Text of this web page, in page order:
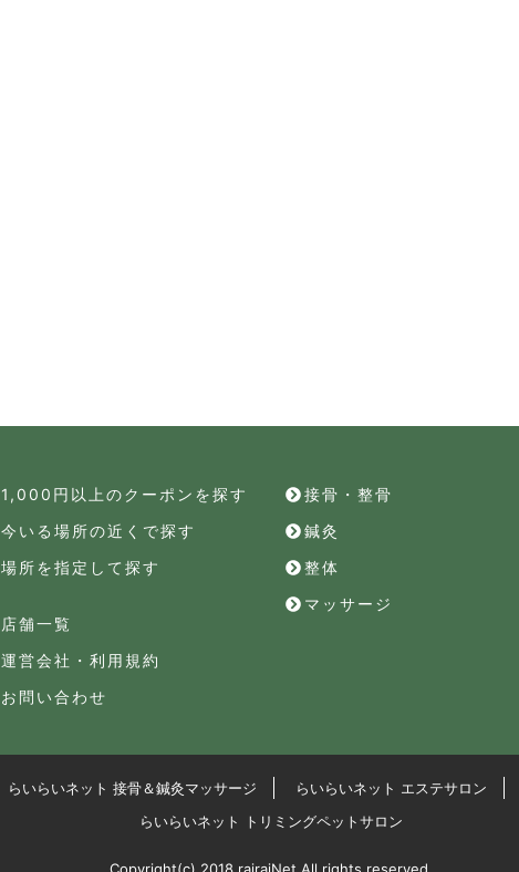
1,000円以上のクーポンを探す
今いる場所の近くで探す
場所を指定して探す
接骨・整骨
鍼灸
整体
マッサージ
店舗一覧
運営会社・利用規約
お問い合わせ
らいらいネット 接骨＆鍼灸マッサージ
らいらいネット エステサロン
らいらいネット トリミングペットサロン